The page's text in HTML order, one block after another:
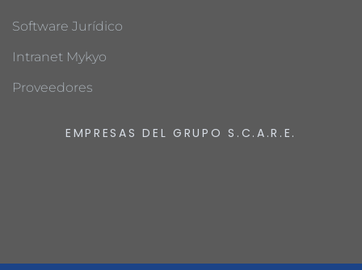
Software Jurídico
Intranet Mykyo
Proveedores
EMPRESAS DEL GRUPO S.C.A.R.E.